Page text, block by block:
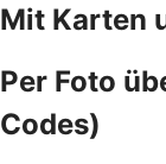
Mit Karten
Per Foto
Codes)